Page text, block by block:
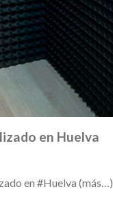
en Huelva
en #Huelva (más…)